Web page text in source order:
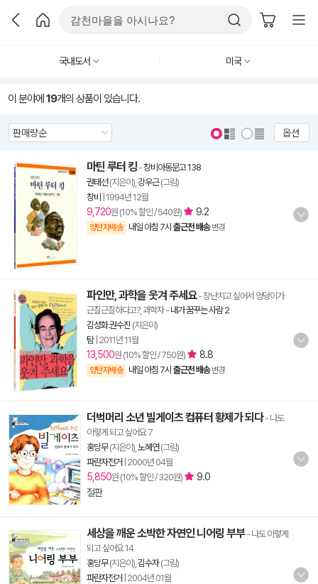
국내도서 미국
이 분야에 19개의 상품이 있습니다.
옵션
마틴 루터 킹 -창비아동문고 138
권태선(지은이), 강우근(그림)
창비
1994년 12월
9,720원 (10% 할인 / 540원) 9.2
양탄자배송 내일 아침 7시 출근전 배송 변경
파인만, 과학을 웃겨 주세요- 장난치고 싶어서 엉덩이가
근질근질하다고?, 과학자- 내가 꿈꾸는 사람 2
김성화.권수진 (지은이)
탐| 2011년 11월
13,500원 (10% 할인 / 750원) 8.8
양탄자배송 내일 아침 7시 출근전 배송 변경
더벅머리 소년 빌게이츠 컴퓨터 황제가 되다- 나도
이렇게 되고 싶어요 7
홍당무(지은이), 노혜연(그림)
파란자전거 2000년 04월
5,850원 (10% 할인 / 320원)
9.0
절판
세상을 깨운 소박한 자연인 니어링 부부- 나도 이렇게
되고 싶어요 14
홍당무(지은이), 김수자(그림)
파란자전거 2004년 01월